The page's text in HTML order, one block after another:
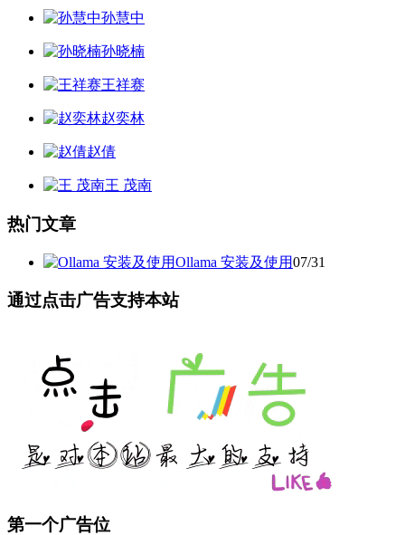
孙慧中
孙晓楠
王祥赛
赵奕林
赵倩
王 茂南
热门文章
Ollama 安装及使用07/31
通过点击广告支持本站
第一个广告位